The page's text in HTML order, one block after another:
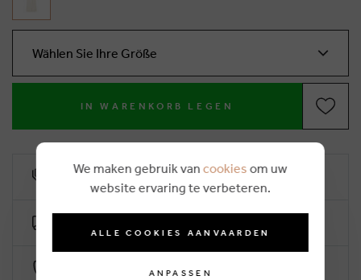
Wählen Sie Ihre Größe
IN WARENKORB LEGEN
10% Treuerabatt
Sichere Zahlung durch Worldline
We maken gebruik van cookies om uw
website ervaring te verbeteren.
ALLE COOKIES AANVAARDEN
ANPASSEN